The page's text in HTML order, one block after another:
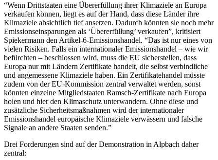
“Wenn Drittstaaten eine Übererfüllung ihrer Klimaziele an Europa
verkaufen können, liegt es auf der Hand, dass diese Länder ihre
Klimaziele absichtlich tief ansetzen. Dadurch könnten sie noch mehr
Emissionseinsparungen als ‘Übererfüllung’ verkaufen”, kritisiert
Spiekermann den Artikel-6-Emissionshandel. “Das ist nur eines von
vielen Risiken. Falls ein internationaler Emissionshandel – wie wir
befürchten – beschlossen wird, muss die EU sicherstellen, dass
Europa nur mit Ländern Zertifikate handelt, die selbst verbindliche
und angemessene Klimaziele haben. Ein Zertifikatehandel müsste
zudem von der EU-Kommission zentral verwaltet werden, sonst
könnten einzelne Mitgliedstaaten Ramsch-Zertifikate nach Europa
holen und hier den Klimaschutz unterwandern. Ohne diese und
zusätzliche Sicherheitsmaßnahmen wird der internationaler
Emissionshandel europäische Klimaziele verwässern und falsche
Signale an andere Staaten senden.”
Drei Forderungen sind auf der Demonstration in Alpbach daher
zentral: